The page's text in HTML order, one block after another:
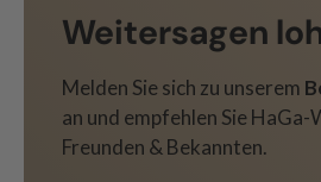
Weitersagen
Melden Sie sich zu unserem
an und empfehlen Sie HaGa-
Freunden & Bekannten.